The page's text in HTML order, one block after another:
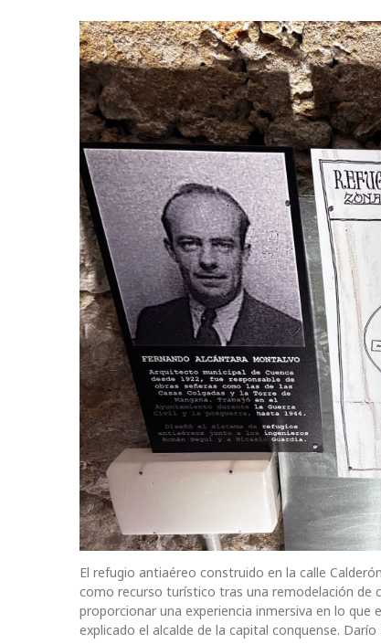
El refugio antiaéreo construido en la calle
como recurso turístico tras una remodelación de
proporcionar una experiencia inmersiva en lo
explicado el alcalde de la capital conquense. Darío